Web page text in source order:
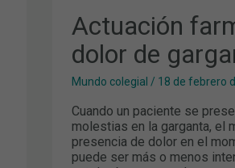
Actuación
dolor de
Mundo colegial / 18 de febrero
Cuando un paciente se
molestias en la garganta, el
presencia de dolor en el
puede ser más o menos